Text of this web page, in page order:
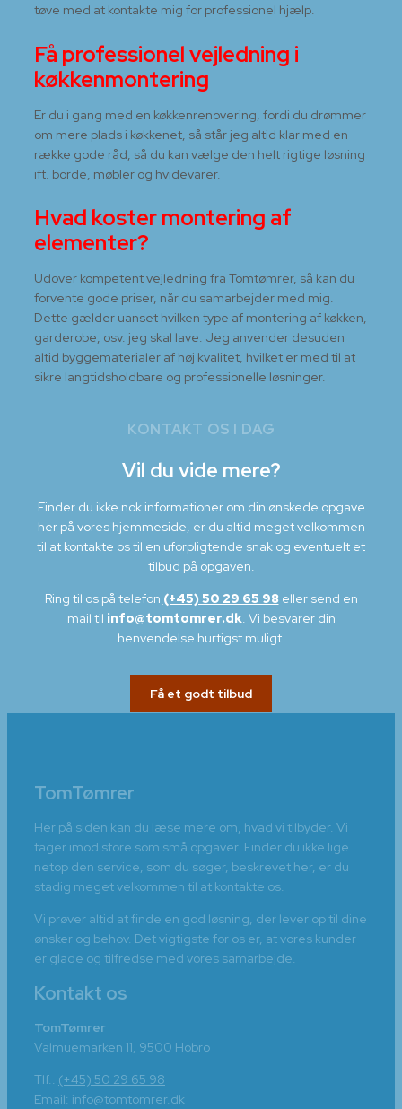
tøve med at kontakte mig for professionel hjælp.
Få professionel vejledning i
køkkenmontering
Er du i gang med en køkkenrenovering, fordi du drømmer
om mere plads i køkkenet, så står jeg altid klar med en
række gode råd, så du kan vælge den helt rigtige løsning
ift. borde, møbler og hvidevarer.
Hvad koster montering af
elementer?
​Udover kompetent vejledning fra Tomtømrer, så kan du
forvente gode priser, når du samarbejder med mig.
Dette gælder uanset hvilken type af montering af køkken,
garderobe, osv. jeg skal lave. Jeg anvender desuden
altid byggematerialer af høj kvalitet, hvilket er med til at
sikre langtidsholdbare og professionelle løsninger.
KONTAKT OS I DAG
Vil du vide mere?
Finder du ikke nok informationer om din ønskede opgave
her på vores hjemmeside, er du altid meget velkommen
til at kontakte os til en uforpligtende snak og eventuelt et
tilbud på opgaven.
Ring til os på telefon (+45) 50 29 65 98eller send en
mail til info@tomtomrer.dk. Vi besvarer din
henvendelse hurtigst muligt.
Få et godt tilbud
TomTømrer
Her på siden kan du læse mere om, hvad vi tilbyder. Vi
tager imod store som små opgaver. Finder du ikke lige
netop den service, som du søger, beskrevet her, er du
stadig meget velkommen til at kontakte os.
Vi prøver altid at finde en god løsning, der lever op til dine
ønsker og behov. Det vigtigste for os er, at vores kunder
er glade og tilfredse med vores samarbejde.
Kontakt os
TomTømrer
Valmuemarken 11, 9500 Hobro
Tlf.: (+45) 50 29 65 98
Email: info@tomtomrer.dk